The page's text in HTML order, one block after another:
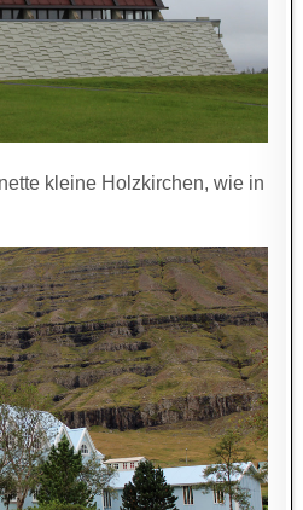
kleine Holzkirchen, wie in